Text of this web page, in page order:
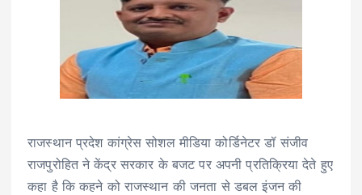
राजस्थान प्रदेश कांग्रेस सोशल मीडिया कोर्डिनेटर डॉ संजीव
राजपुरोहित ने केंद्र सरकार के बजट पर अपनी प्रतिक्रिया देते हुए
कहा है कि कहने को राजस्थान की जनता से डबल इंजन की